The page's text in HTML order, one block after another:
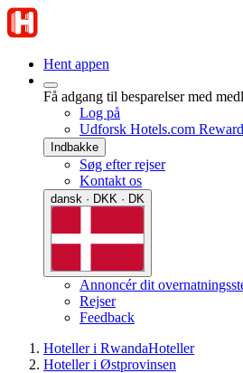
Hent appen
Få adgang til besparelser med
Log på
Udforsk Hotels.com
Indbakke
Søg efter rejser
Kontakt os
dansk · DKK · DK
Annoncér dit
Rejser
Feedback
Hoteller i RwandaHoteller
Hoteller i Østprovinsen